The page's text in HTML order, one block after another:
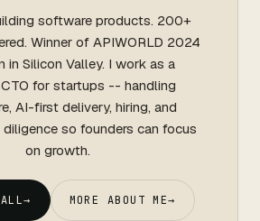
software products. 200+
Winner of APIWORLD 2024
in Silicon Valley. I work as a
for startups -- handling
AI-first delivery, hiring, and
so founders can focus
on growth.
→ MORE ABOUT ME→